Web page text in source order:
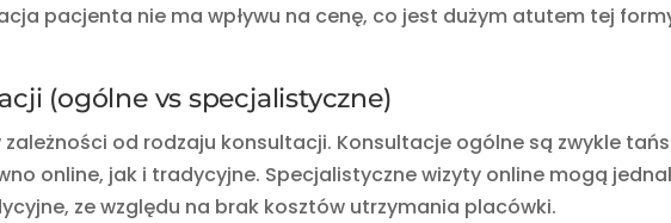
pacjenta nie ma wpływu na cenę, co jest dużym atutem tej
(ogólne vs specjalistyczne)
zależności od rodzaju konsultacji. Konsultacje ogólne są zwykle
online, jak i tradycyjne. Specjalistyczne wizyty online mogą
ze względu na brak kosztów utrzymania placówki.